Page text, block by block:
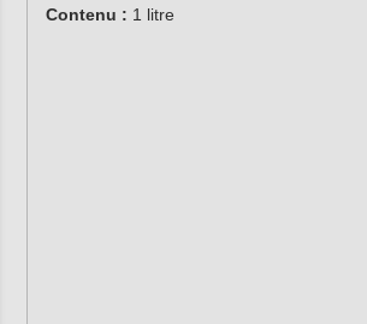
Contenu : 1 litre